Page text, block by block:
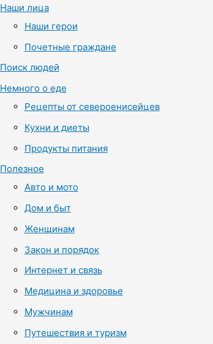
Наши лица
Наши герои
Почетные граждане
Поиск людей
Немного о еде
Рецепты от североенисейцев
Кухни и диеты
Продукты питания
Полезное
Авто и мото
Дом и быт
Женщинам
Закон и порядок
Интернет и связь
Медицина и здоровье
Мужчинам
Путешествия и туризм